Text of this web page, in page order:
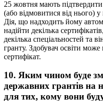
25 жовтня мають
(або відмовитися від нього)
Дія, що надходить йому
надійти декілька
декілька спеціальностей та
гранту. Здобувач освіти
сертифікат.
10. Яким чином буде
державних грантів на
для тих, кому вони